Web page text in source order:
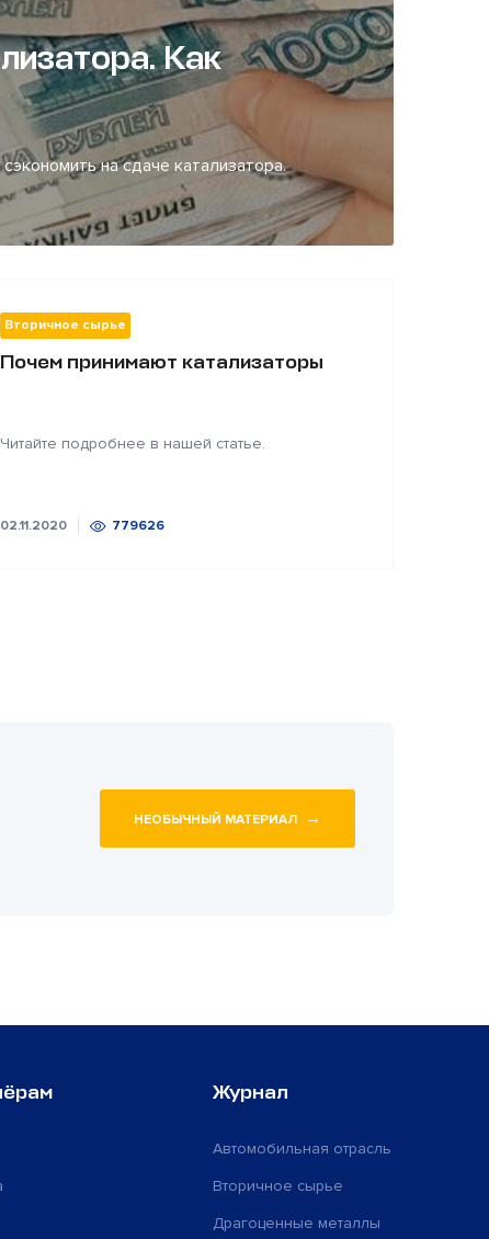
Как
на сдаче катализатора.
Вторичное сырье
Почем принимают катализаторы
Читайте подробнее в нашей статье.
02.11.2020 779626
НЕОБЫЧНЫЙ МАТЕРИАЛ →
Журнал
Автомобильная отрасль
Вторичное сырье
Драгоценные металлы